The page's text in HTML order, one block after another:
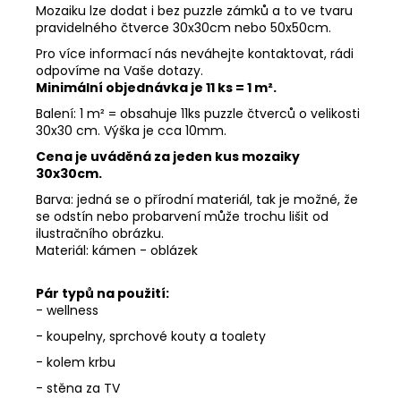
Mozaiku lze dodat i bez puzzle zámků a to ve tvaru
pravidelného čtverce 30x30cm nebo 50x50cm.
Pro více informací nás neváhejte kontaktovat, rádi
odpovíme na Vaše dotazy.
Minimální objednávka je 11 ks = 1 m².
Balení: 1 m² = obsahuje 11ks puzzle čtverců o velikosti
30x30 cm. Výška je cca 10mm.
Cena je uváděná za jeden kus mozaiky
30x30cm.
Barva: jedná se o přírodní materiál, tak je možné, že
se odstín nebo probarvení může trochu lišit od
ilustračního obrázku.
Materiál: kámen - oblázek
Pár typů na použití:
- wellness
- koupelny, sprchové kouty a toalety
- kolem krbu
- stěna za TV